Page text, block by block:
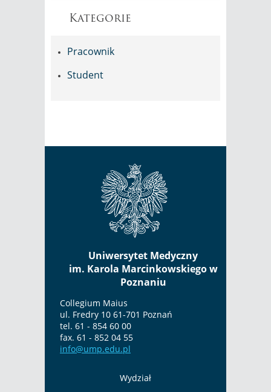
Kategorie
Pracownik
Student
Uniwersytet Medyczny
im. Karola Marcinkowskiego w
Poznaniu
Collegium Maius
ul. Fredry 10 61-701 Poznań
tel. 61 - 854 60 00
fax. 61 - 852 04 55
info@ump.edu.pl
Wydział